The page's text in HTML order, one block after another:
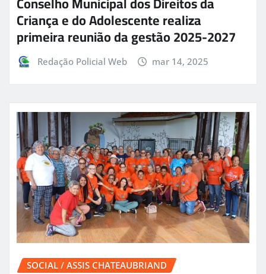
Criança e do Adolescente realiza
primeira reunião da gestão 2025-2027
Redação Policial Web mar 14, 2025
SOCIAL / ASSIS CHATEAUBRIAND